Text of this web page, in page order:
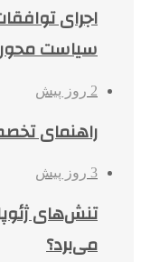
اجرای
سیاست
2 روز پیش
راهنمای
3 روز پیش
تنش‌های
می‌برد؟